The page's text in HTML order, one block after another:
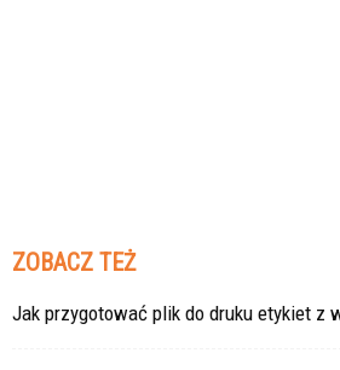
ZOBACZ TEŻ
Jak przygotować plik do druku etykiet z